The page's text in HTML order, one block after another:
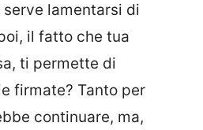
lamentarsi di
il fatto che tua
ti permette di
firmate? Tanto per
continuare, ma,